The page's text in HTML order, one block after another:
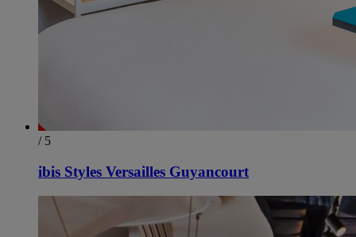
/ 5
ibis Styles Versailles Guyancourt